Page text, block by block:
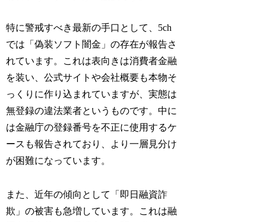
特に警戒すべき最新の手口として、5ch
では「偽装ソフト闇金」の存在が報告さ
れています。これは表向きは消費者金融
を装い、公式サイトや会社概要も本物そ
っくりに作り込まれていますが、実態は
無登録の違法業者というものです。中に
は金融庁の登録番号を不正に使用するケ
ースも報告されており、より一層見分け
が困難になっています。
また、近年の傾向として「即日融資詐
欺」の被害も急増しています。これは融